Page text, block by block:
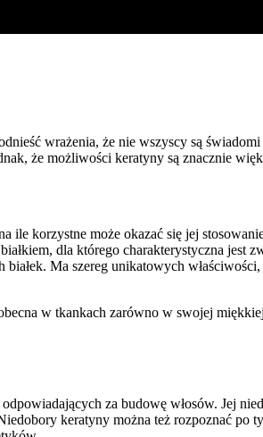
wrażenia, że nie wszyscy są
że możliwości keratyny są znacznie
ile korzystne może okazać się jej
dla którego charakterystyczna jest
Ma szereg unikatowych
w tkankach zarówno w swojej
za budowę włosów. Jej
keratyny można też rozpoznać po